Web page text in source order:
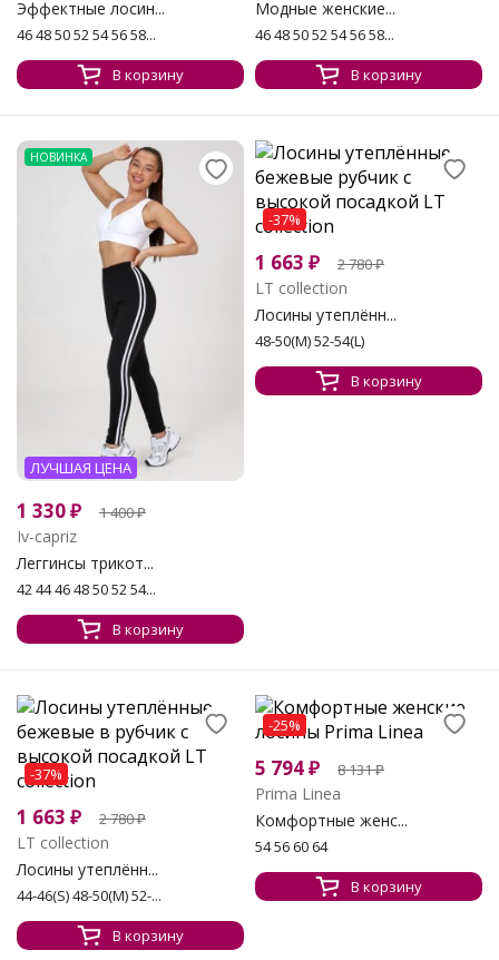
Эффектные лосин...
46 48 50 52 54 56 58...
В корзину
Модные женские...
46 48 50 52 54 56 58...
В корзину
НОВИНКА
ЛУЧШАЯ ЦЕНА
1 330₽ 1 400₽
Iv-capriz
Леггинсы трикот...
42 44 46 48 50 52 54...
В корзину
-37%
1 663 ₽ 2 780₽
LT collection
Лосины утеплённ...
48-50(М) 52-54(L)
В корзину
-37%
1 663 ₽ 2 780₽
LT collection
Лосины утеплённ...
44-46(S) 48-50(М) 52-...
В корзину
-25%
5 794₽ 8 131₽
Prima Linea
Комфортные женс...
54 56 60 64
В корзину